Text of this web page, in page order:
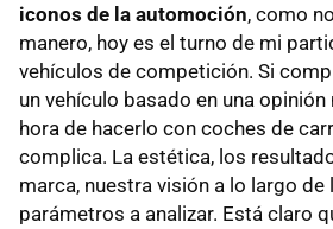
iconos de la automoción, como
manero, hoy es el turno de mi
vehículos de competición. Si
un vehículo basado en una
hora de hacerlo con coches de
complica. La estética, los
marca, nuestra visión a lo largo
parámetros a analizar. Está claro